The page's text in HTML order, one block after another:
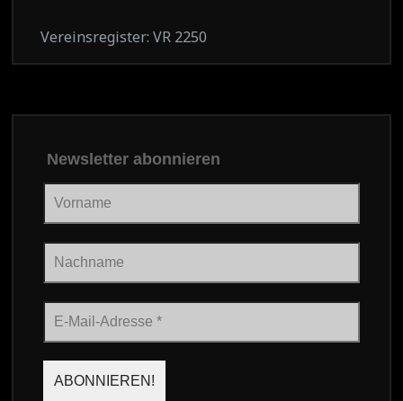
Vereinsregister: VR 2250
Newsletter abonnieren
Vorname
Nachname
E-
Mail-
Adresse